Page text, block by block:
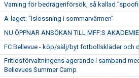
Varning för bedrägeriförsök, så kallad
A-laget: ”Islossning i sommarvärmen”
NU ÖPPNAR ANSÖKAN TILL MFF:S
FC Bellevue - köp/sälj/byt fotbollskläder och
Fritidsförvaltningens agerande i samband
Bellevues Summer Camp